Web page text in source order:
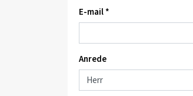
E-mail *
Anrede